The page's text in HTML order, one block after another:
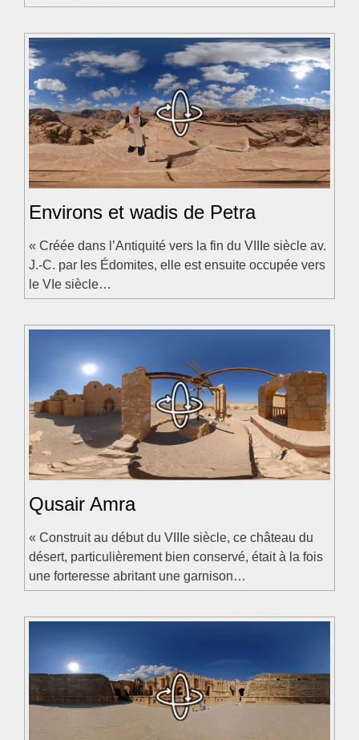
Environs et wadis de Petra
« Créée dans l’Antiquité vers la fin du VIIIe siècle av.
J.-C. par les Édomites, elle est ensuite occupée vers
le VIe siècle…
Qusair Amra
« Construit au début du VIIIe siècle, ce château du
désert, particulièrement bien conservé, était à la fois
une forteresse abritant une garnison…